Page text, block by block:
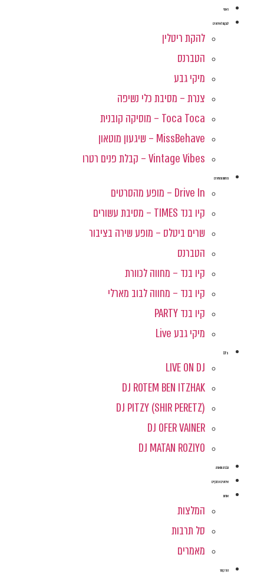
ראשי
להקות לאירועים
להקת ריטלין
הטברנס
מיקי גבע
צנרת – מסיבת כלי נשיפה
Toca Toca – מוסיקה קובנית
MissBehave – שיגעון מוטאון
Vintage Vibes – קבלת פנים רטרו
מחוות ומופעים
Drive In – מופע מהסרטים
קיו בנד TIMES – מסיבת עשורים
שרים ביטלס – מופע שירה בציבור
הטברנס
קיו בנד – מחווה לכוורת
קיו בנד – מחווה לבוב מארלי
קיו בנד PARTY
מיקי גבע Live
DJ's
LIVE ON DJ
DJ ROTEM BEN ITZHAK
DJ PITZY (SHIR PERETZ)
DJ OFER VAINER
DJ MATAN ROZIYO
הגברה ותאורה
אירועים עסקיים
אודות
המלצות
סל תרבות
מאמרים
צור קשר